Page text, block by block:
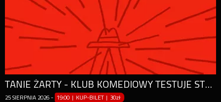
TANIE ŻARTY - KLUB KOMEDIOWY TESTUJE STAND-UP
25 SIERPNIA 2026 - 19:00 | KUP-BILET | 30zł